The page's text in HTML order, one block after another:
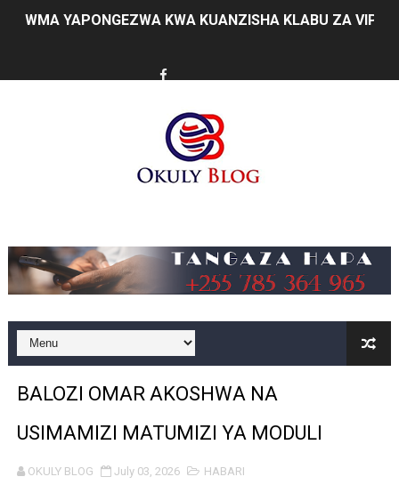
WMA YAPONGEZWA KWA KUANZISHA KLABU ZA
LONDO: KUONGEZA THAMANI YA MAZAO NDIO NJIA
WRRB YAJA NA UBUNIFU KWENYE ZAO LA PARACHICHI
TPDC YARIDHISHWA NA MAENDELEO YA UJENZI WA
NHIF: BIMA YA AFYA NI MSINGI WA MAISHA YA KILA
LONDO AIPONGEZA FCC KWA KUJENGA USHINDANI
BALOZI OMAR AKOSHWA NA
USIMAMIZI MATUMIZI YA MODULI
OKULY BLOG July 03, 2026 HABARI